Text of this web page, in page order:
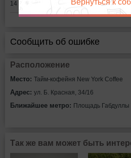
14 июля в 20:00
Сообщить об ошибке
Расположение
Место: Тайм-кофейня New York Coffee
Адрес: ул. Б. Красная, 34/16
Ближайшее метро: Площадь Габдуллы
Так же вам может быть